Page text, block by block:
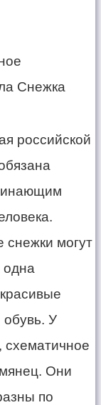
российской
снежки могут
одна
У
схематичное
Они
по